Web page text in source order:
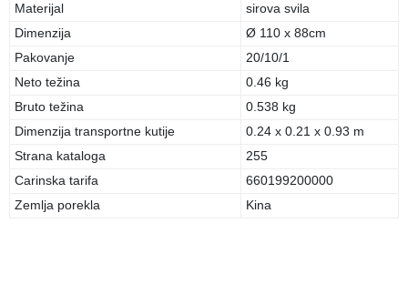
Materijal
sirova svila
Dimenzija
Ø 110 x 88cm
Pakovanje
20/10/1
Neto težina
0.46 kg
Bruto težina
0.538 kg
Dimenzija transportne kutije
0.24 x 0.21 x 0.93 m
Strana kataloga
255
Carinska tarifa
660199200000
Zemlja porekla
Kina